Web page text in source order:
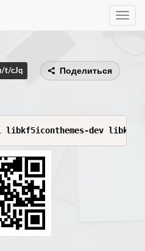
Toggle
t/cJq Поделиться
dev